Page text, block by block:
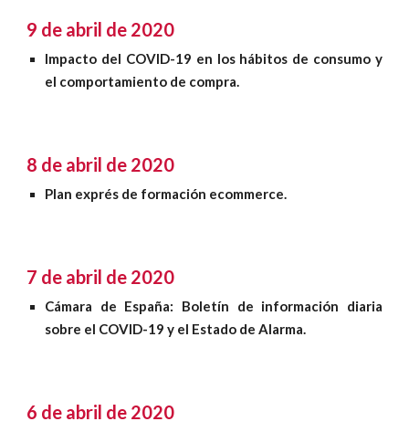
9 de abril de 2020
Impacto del COVID-19 en los hábitos de consumo y
el comportamiento de compra.
8 de abril de 2020
Plan exprés de formación ecommerce.
7 de abril de 2020
Cámara de España: Boletín de información diaria
sobre el COVID-19 y el Estado de Alarma.
6 de abril de 2020